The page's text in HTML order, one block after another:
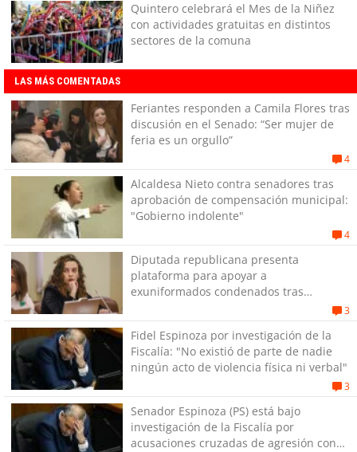
Quintero celebrará el Mes de la Niñez
con actividades gratuitas en distintos
sectores de la comuna
LAS MÁS COMENTADAS
Feriantes responden a Camila Flores tras
discusión en el Senado: “Ser mujer de
feria es un orgullo”
4
Alcaldesa Nieto contra senadores tras
aprobación de compensación municipal:
"Gobierno indolente"
4
Diputada republicana presenta
plataforma para apoyar a
exuniformados condenados tras
3
Fidel Espinoza por investigación de la
Fiscalía: "No existió de parte de nadie
ningún acto de violencia física ni verbal"
3
Senador Espinoza (PS) está bajo
investigación de la Fiscalía por
acusaciones cruzadas de agresión con